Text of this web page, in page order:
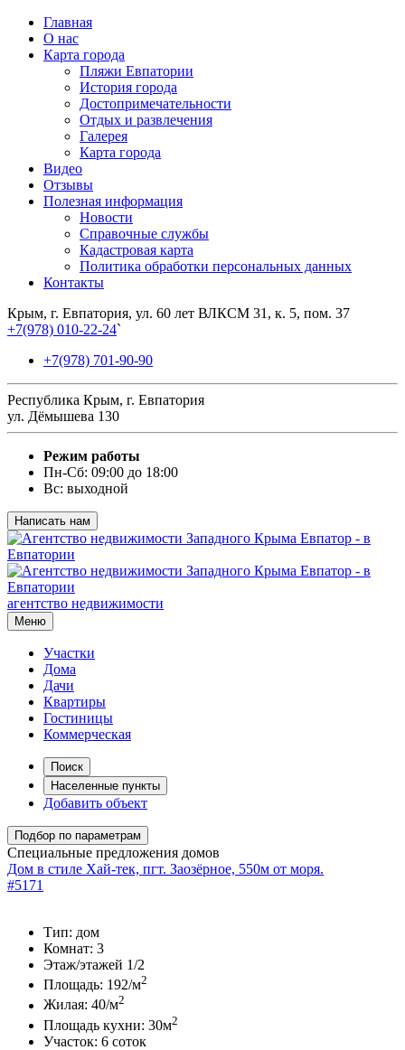
Главная
О нас
Карта города
Пляжи Евпатории
История города
Достопримечательности
Отдых и развлечения
Галерея
Карта города
Видео
Отзывы
Полезная информация
Новости
Справочные службы
Кадастровая карта
Политика обработки персональных данных
Контакты
Крым, г. Евпатория, ул. 60 лет ВЛКСМ 31, к. 5, пом. 37
+7(978) 010-22-24`
+7(978) 701-90-90
Республика Крым, г. Евпатория
ул. Дёмышева 130
Режим работы
Пн-Сб: 09:00 до 18:00
Вс: выходной
Написать нам
агентство недвижимости
Меню
Участки
Дома
Дачи
Квартиры
Гостиницы
Коммерческая
Поиск
Населенные пункты
Добавить объект
Подбор по параметрам
Специальные предложения домов
Дом в стиле Хай-тек, пгт. Заозёрное, 550м от моря.
#5171
Тип: дом
Комнат: 3
Этаж/этажей 1/2
Площадь: 192/м2
Жилая: 40/м2
Площадь кухни: 30м2
Участок: 6 соток